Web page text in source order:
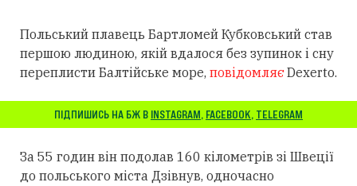
Польський плавець Бартломей Кубковський став
першою людиною, якій вдалося без зупинок і сну
переплисти Балтійське море, повідомляєDexerto.
ПІДПИШИСЬ НА БЖ В INSTAGRAM, FACEBOOK, TELEGRAM
За 55 годин він подолав 160 кілометрів зі Швеції
до польського міста Дзівнув, одночасно